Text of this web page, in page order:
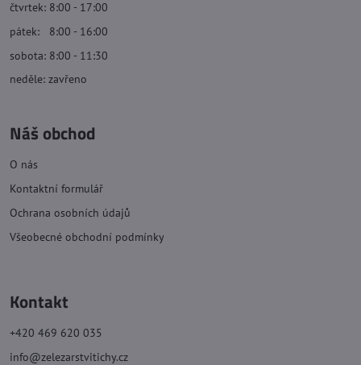
čtvrtek: 8:00 - 17:00
pátek: 8:00 - 16:00
sobota: 8:00 - 11:30
neděle: zavřeno
Náš obchod
O nás
Kontaktní formulář
Ochrana osobních údajů
Všeobecné obchodní podmínky
Kontakt
+420 469 620 035
info@zelezarstvitichy.cz